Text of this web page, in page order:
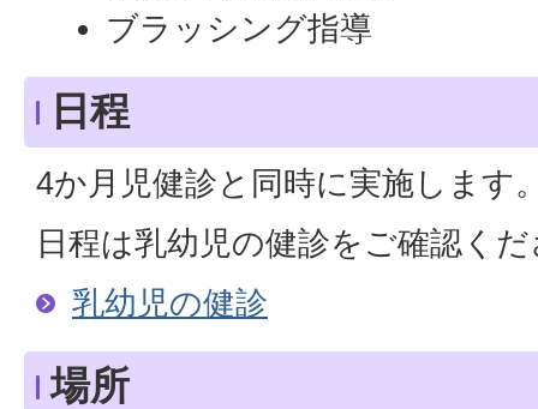
ブラッシング指導
日程
4か月児健診と同時に実施します
日程は乳幼児の健診をご確認く
乳幼児の健診
場所